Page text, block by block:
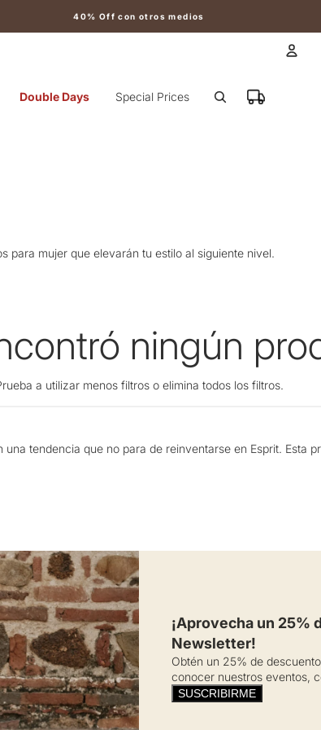
40% Off con otros medios
Double Days Special Prices
para mujer que elevarán tu estilo al siguiente nivel.
ningún
a utilizar menos filtros o elimina todos los filtros.
tendencia que no para de reinventarse en Esprit. Esta
por eso hemos refrescado su diseño a
un aire más moderno a esta pieza.
perfecto ¡Encuentra outfits memorables en Esprit!
¡Aprovecha un 25%
Newsletter!
Obtén un 25% de
conocer nuestros eventos,
SUSCRIBIRME